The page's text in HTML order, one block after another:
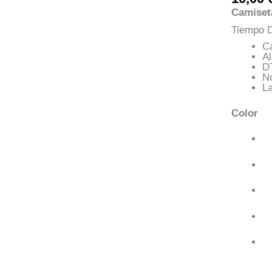
Tiempo
Color